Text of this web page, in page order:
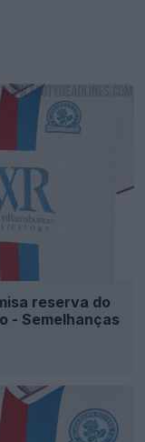
reserva do
- Semelhanças